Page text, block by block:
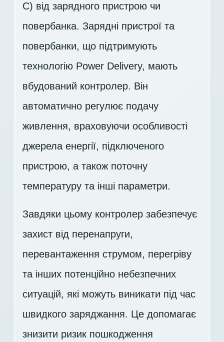
C) від зарядного пристрою чи
повербанка. Зарядні пристрої та
повербанки, що підтримують
технологію Power Delivery, мають
вбудований контролер. Він
автоматично регулює подачу
живлення, враховуючи особливості
джерела енергії, підключеного
пристрою, а також поточну
температуру та інші параметри.
Завдяки цьому контролер забезпечує
захист від перенапруги,
перевантаження струмом, перегріву
та інших потенційно небезпечних
ситуацій, які можуть виникати під час
швидкого заряджання. Це допомагає
знизити ризик пошкодження